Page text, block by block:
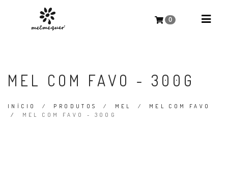
0
MEL COM FAVO - 300G
INÍCIO / PRODUTOS / MEL / MEL COM FAVO
/ MEL COM FAVO - 300G